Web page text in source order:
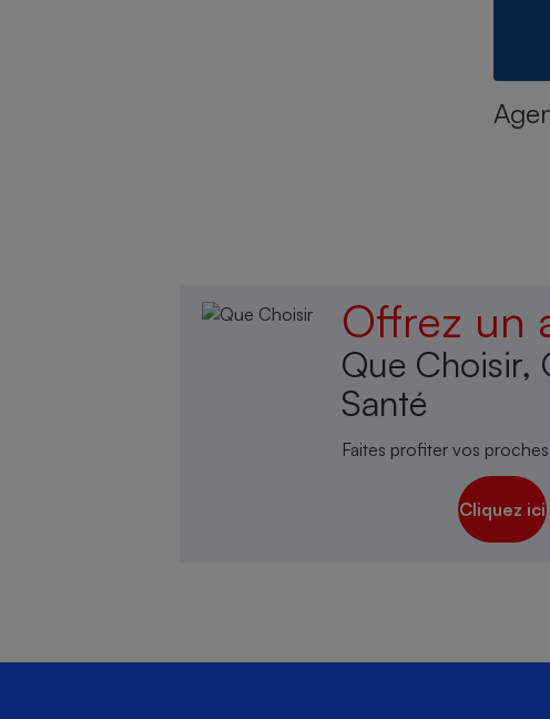
Offrez un
Que Choisir,
Santé
Faites profiter vos
Cliquez ici